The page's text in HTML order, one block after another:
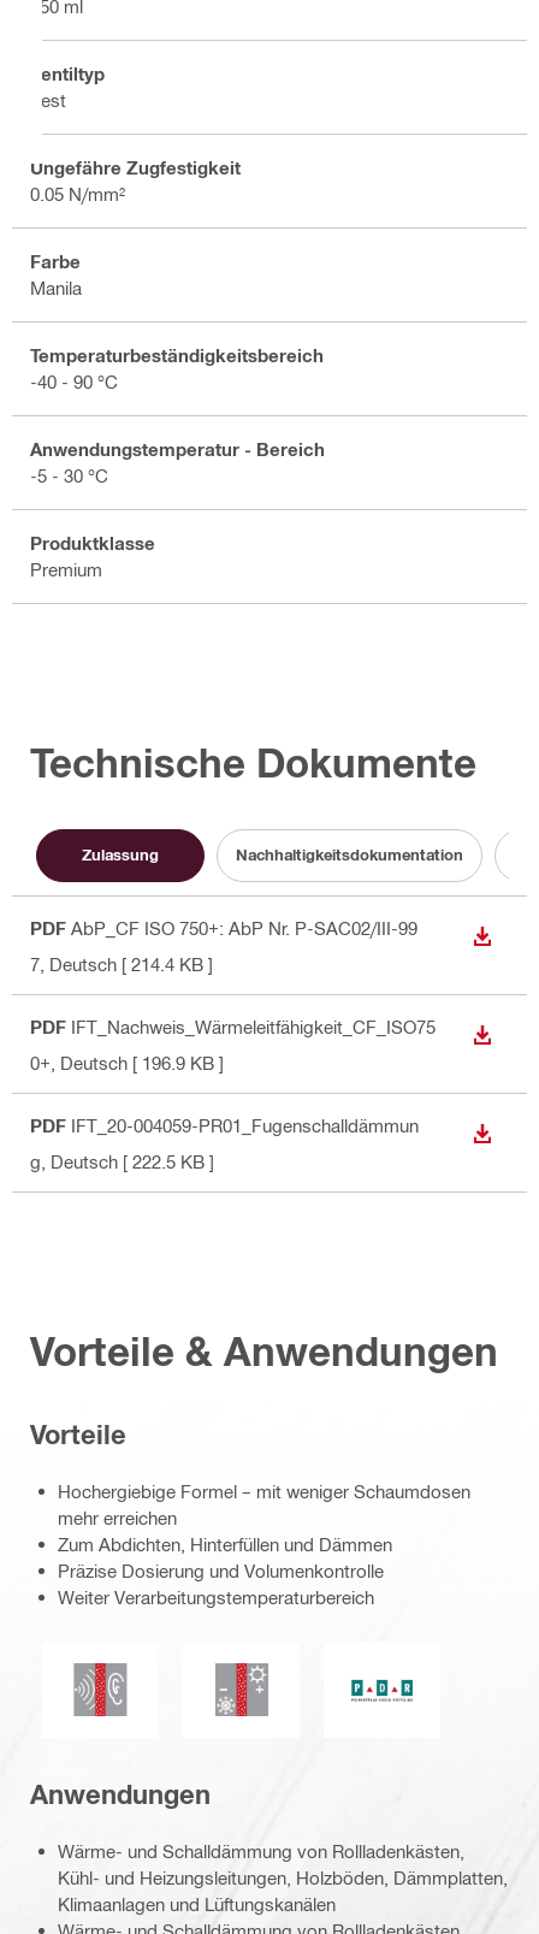
750 ml
Ventiltyp
Fest
Ungefähre Zugfestigkeit
0.05 N/mm²
Farbe
Manila
Temperaturbeständigkeitsbereich
-40 - 90 °C
Anwendungstemperatur - Bereich
-5 - 30 °C
Produktklasse
Premium
Technische Dokumente
Zulassung Nachhaltigkeitsdokumentation
PDF AbP_CF ISO 750+: AbP Nr. P-SAC02/III-99
7 , Deutsch [ 214.4 KB ]
PDF IFT_Nachweis_Wärmeleitfähigkeit_CF_ISO75
0+ , Deutsch [ 196.9 KB ]
PDF IFT_20-004059-PR01_Fugenschalldämmun
g , Deutsch [ 222.5 KB ]
Vorteile & Anwendungen
Vorteile
Hochergiebige Formel – mit weniger Schaumdosen
mehr erreichen
Zum Abdichten, Hinterfüllen und Dämmen
Präzise Dosierung und Volumenkontrolle
Weiter Verarbeitungstemperaturbereich
Schalldämmung Wärmedämmung
Anwendungen
Wärme- und Schalldämmung von Rollladenkästen,
Kühl- und Heizungsleitungen, Holzböden, Dämmplatten,
Klimaanlagen und Lüftungskanälen